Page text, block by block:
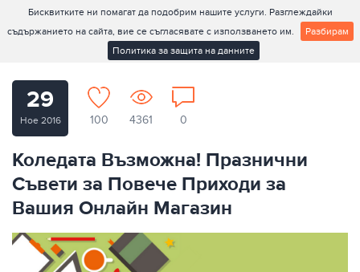
Бисквитките ни помагат да подобрим нашите услуги. Разглеждайки
съдържанието на сайта, вие се съгласявате с използването им.
Разбирам
Политика за защита на данните
29
Ное 2016 100 4361 0
Коледата Възможна! Празнични
Съвети за Повече Приходи за
Вашия Онлайн Магазин